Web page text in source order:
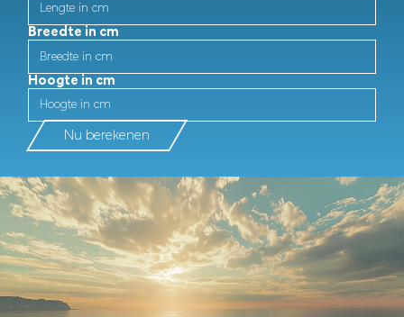
Breedte in cm
Hoogte in cm
Nu berekenen